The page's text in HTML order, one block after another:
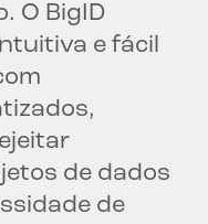
O BigID
e fácil
de dados
de